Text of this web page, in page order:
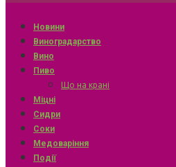
Новини
Виноградарство
Вино
Пиво
Що на крані
Міцні
Сидри
Соки
Медоваріння
Події